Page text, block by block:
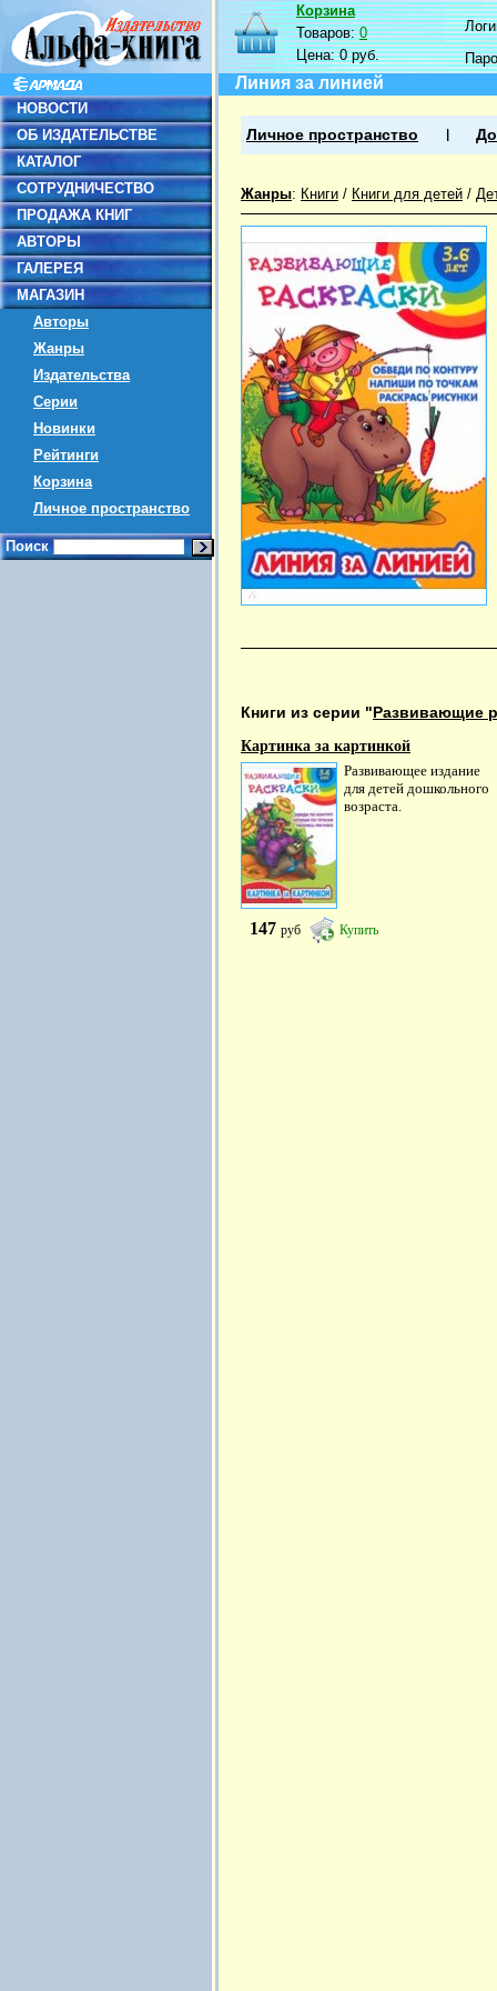
НОВОСТИ
ОБ ИЗДАТЕЛЬСТВЕ
КАТАЛОГ
СОТРУДНИЧЕСТВО
ПРОДАЖА КНИГ
АВТОРЫ
ГАЛЕРЕЯ
МАГАЗИН
Авторы
Жанры
Издательства
Серии
Новинки
Рейтинги
Корзина
Личное пространство
Поиск
Корзина
Товаров:0
Цена:0 руб.
Линия за линией
Личное пространство
Жанры: Книги / Книги для детей /
Книги из серии "Развивающие
Картинка за картинкой
Развивающее издание
для детей дошкольного
возраста.
147 руб Купить